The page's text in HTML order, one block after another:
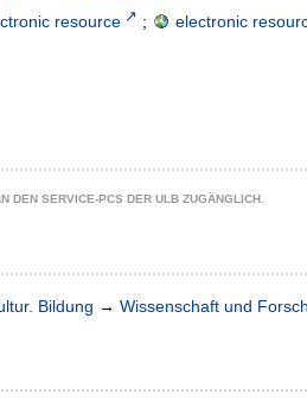
resource ; electronic
DEN SERVICE-PCS DER ULB ZUGÄNGLICH.
Bildung → Wissenschaft und